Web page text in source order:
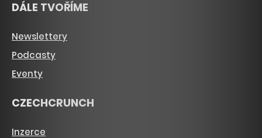
DÁLE TVOŘÍME
Newslettery
Podcasty
Eventy
CZECHCRUNCH
Inzerce